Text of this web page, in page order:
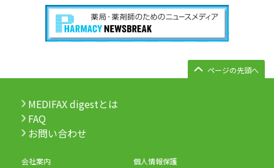
ページの先頭へ
MEDIFAX digestとは
FAQ
お問い合わせ
会社案内
個人情報保護